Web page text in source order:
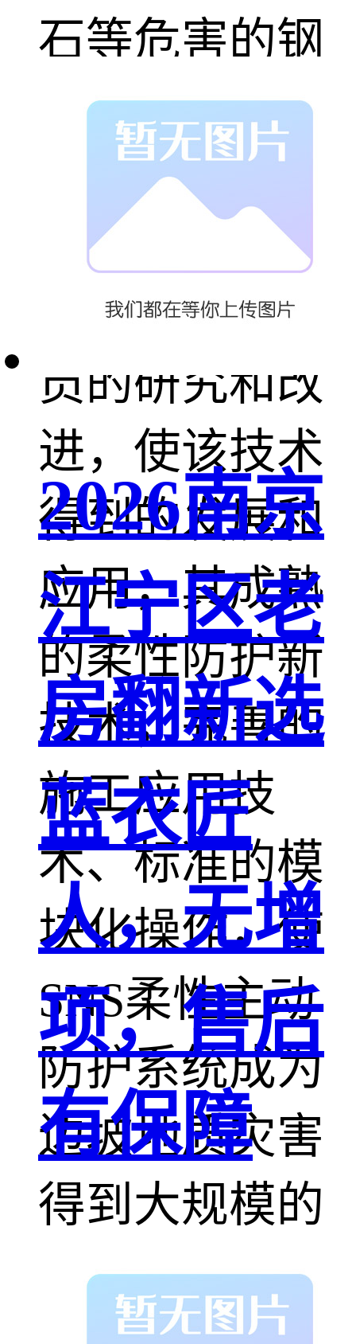
石等危害的钢
丝绳柔性防护
系统。该系统
经过我公司科
技技术研发人
员的研究和改
进，使该技术
得到的发展和
应用，其成熟
的柔性防护新
技术，完善的
施工应用技
术、标准的模
块化操作，使
SNS柔性主动
防护系统成为
边坡地质灾害
得到大规模的
应用。
2026南京
江宁区老
房翻新选
蓝衣匠
人，无增
项，售后
有保障